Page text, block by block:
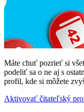
Máte chuť pozrieť si
podeliť sa o ne aj s
profil, kde si môžete
Aktivovať čitateľský